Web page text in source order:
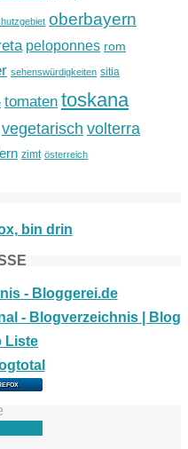
oberbayern
peloponnes rom
sehenswürdigkeiten sitia
tomaten toskana
vegetarisch volterra
zimt österreich